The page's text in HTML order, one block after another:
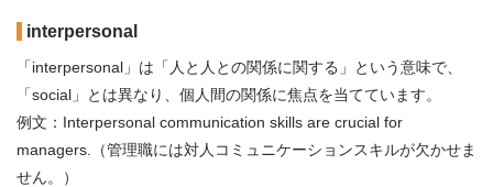
interpersonal
「interpersonal」は「人と人との関係に関する」という意味で、
「social」とは異なり、個人間の関係に焦点を当てています。
例文：Interpersonal communication skills are crucial for
managers.（管理職には対人コミュニケーションスキルが欠かせま
せん。）